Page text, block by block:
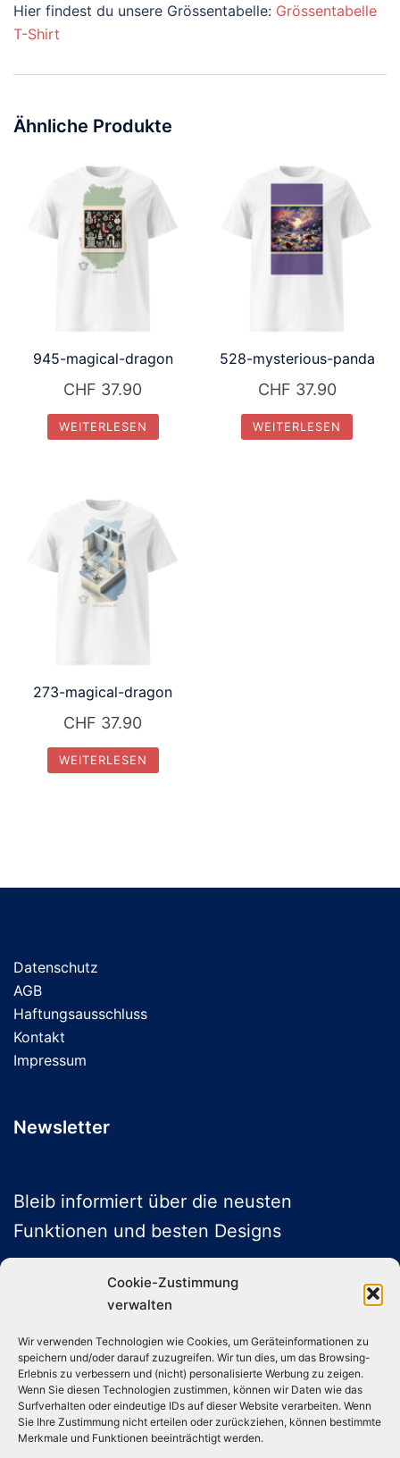
Cookie-Zustimmung
verwalten
Wir verwenden Technologien wie Cookies, um Geräteinformationen zu
speichern und/oder darauf zuzugreifen. Wir tun dies, um das Browsing-
Erlebnis zu verbessern und (nicht) personalisierte Werbung zu zeigen.
Wenn Sie diesen Technologien zustimmen, können wir Daten wie das
Surfverhalten oder eindeutige IDs auf dieser Website verarbeiten. Wenn
Sie Ihre Zustimmung nicht erteilen oder zurückziehen, können bestimmte
Merkmale und Funktionen beeinträchtigt werden.
Hier findest du unsere Grössentabelle: Grössentabelle
T-Shirt
Ähnliche Produkte
945-magical-dragon
CHF 37.90
WEITERLESEN
528-mysterious-panda
CHF 37.90
WEITERLESEN
273-magical-dragon
CHF 37.90
WEITERLESEN
Datenschutz
AGB
Haftungsausschluss
Kontakt
Impressum
Newsletter
Bleib informiert über die neusten
Funktionen und besten Designs
ABONNIEREN
Folge uns auf Social Media